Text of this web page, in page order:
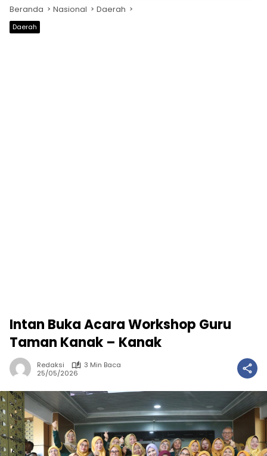
Beranda Nasional Daerah
Daerah
Intan Buka Acara Workshop Guru
Taman Kanak – Kanak
Redaksi
3 Min Baca
25/05/2026